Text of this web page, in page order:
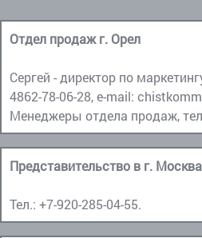
Отдел продаж г. Орел
Сергей - директор по
4862-78-06-28, e-mail:
Менеджеры отдела продаж,
Представительство в г. Москва
Тел.: +7-920-285-04-55.